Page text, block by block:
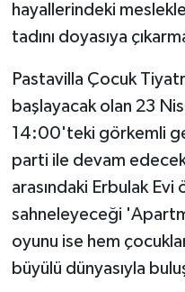
hayallerindeki
tadını doyasıya
Pastavilla Çocuk
başlayacak olan 23
14:00'teki görkemli
parti ile devam
arasındaki Erbulak Evi
sahneleyeceği
oyunu ise hem
büyülü dünyasıyla